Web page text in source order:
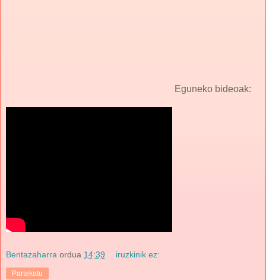
Eguneko bideoak:
Bentazaharra ordua 14:39 iruzkinik ez:
Partekatu